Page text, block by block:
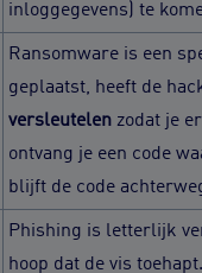
inloggegevens) te
Ransomware is een
geplaatst, heeft de
versleutelen zodat je
ontvang je een code
blijft de code
Phishing is letterlijk
hoop dat de vis